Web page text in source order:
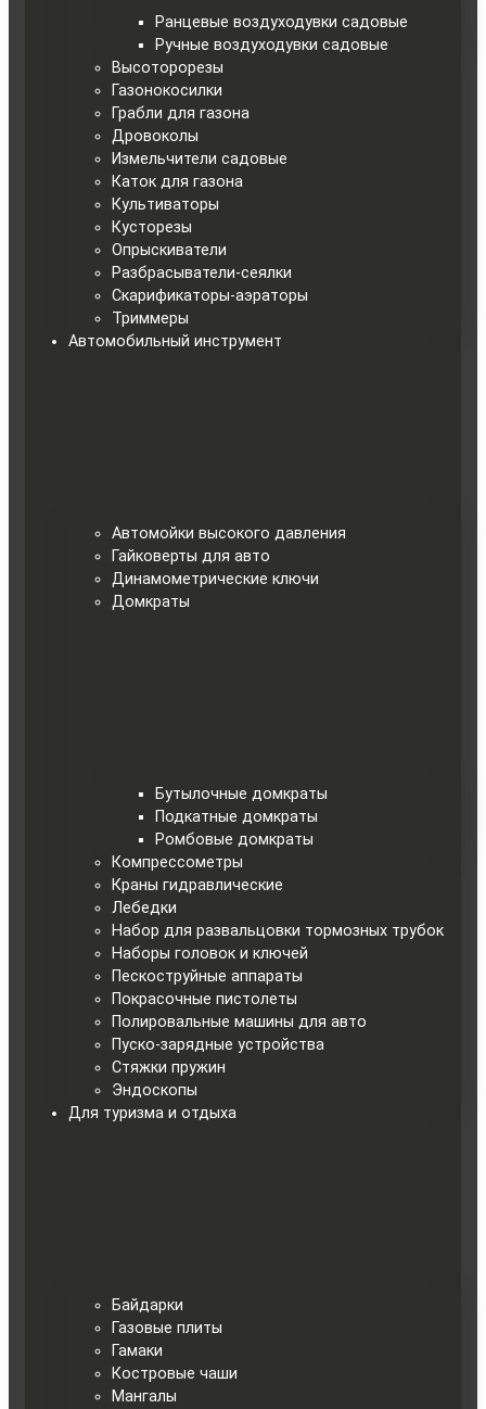
Ранцевые воздуходувки садовые
Ручные воздуходувки садовые
Высоторорезы
Газонокосилки
Грабли для газона
Дровоколы
Измельчители садовые
Каток для газона
Культиваторы
Кусторезы
Опрыскиватели
Разбрасыватели-сеялки
Скарификаторы-аэраторы
Триммеры
Автомобильный инструмент
Автомойки высокого давления
Гайковерты для авто
Динамометрические ключи
Домкраты
Бутылочные домкраты
Подкатные домкраты
Ромбовые домкраты
Компрессометры
Краны гидравлические
Лебедки
Набор для развальцовки тормозных трубок
Наборы головок и ключей
Пескоструйные аппараты
Покрасочные пистолеты
Полировальные машины для авто
Пуско-зарядные устройства
Стяжки пружин
Эндоскопы
Для туризма и отдыха
Байдарки
Газовые плиты
Гамаки
Костровые чаши
Мангалы